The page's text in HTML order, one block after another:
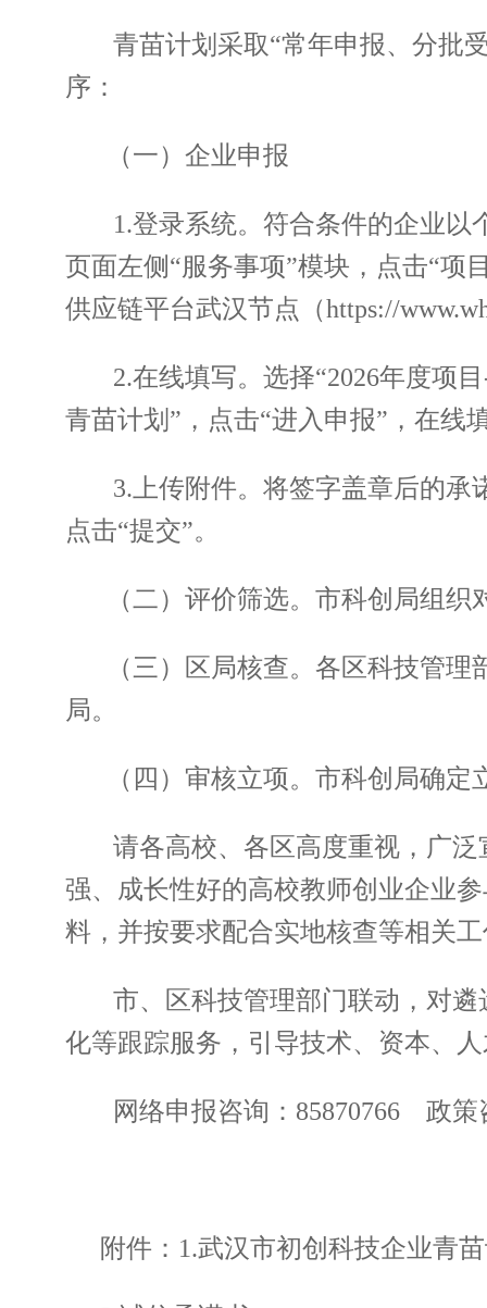
青苗计划采取“常年申报、分批
序：
（一）企业申报
1.登录系统。符合条件的企业以
页面左侧“服务事项”模块，点击“
供应链平台武汉节点（https://
2.在线填写。选择“2026年度项
青苗计划”，点击“进入申报”，在线
3.上传附件。将签字盖章后的承
点击“提交”。
（二）评价筛选。市科创局组
（三）区局核查。各区科技管
局。
（四）审核立项。市科创局确定
请各高校、各区高度重视，广
强、成长性好的高校教师创业企业
料，并按要求配合实地核查等相关
市、区科技管理部门联动，对
化等跟踪服务，引导技术、资本、
网络申报咨询：85870766 政策
附件：1.武汉市初创科技企业青